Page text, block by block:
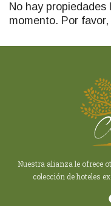
No hay
momento. Por
Nuestra alianza le ofrece
colección de hoteles